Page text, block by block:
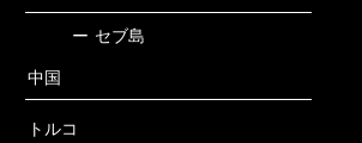
ー セブ島
中国
トルコ